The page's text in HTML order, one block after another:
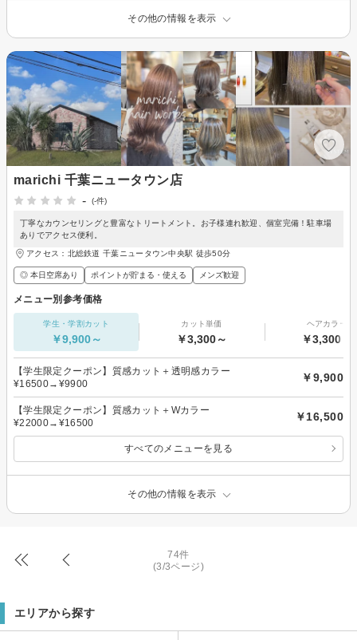
その他の情報を表示
marichi 千葉ニュータウン店
-
(-件)
丁寧なカウンセリングと豊富なトリートメント。お子様連れ歓迎、個室完備！駐車場
ありでアクセス便利。
アクセス：北総鉄道 千葉ニュータウン中央駅 徒歩50分
◎ 本日空席あり ポイントが貯まる・使える メンズ歓迎
メニュー別参考価格
学生・学割カット
￥9,900～
カット単価
￥3,300～
ヘアカラー
￥3,300～
【学生限定クーポン】質感カット＋透明感カラー
¥16500→¥9900
￥9,900
【学生限定クーポン】質感カット＋Wカラー
¥22000→¥16500
￥16,500
すべてのメニューを見る
その他の情報を表示
74件
(3/3ページ)
エリアから探す